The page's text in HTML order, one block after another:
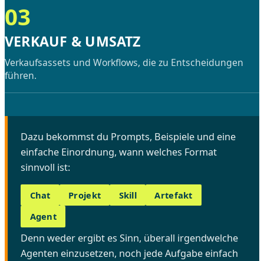
03
VERKAUF & UMSATZ
Verkaufsassets und Workflows, die zu Entscheidungen
führen.
Dazu bekommst du Prompts, Beispiele und eine
einfache Einordnung, wann welches Format
sinnvoll ist:
Chat Projekt Skill
Artefakt
Agent
Denn weder ergibt es Sinn, überall irgendwelche
Agenten einzusetzen, noch jede Aufgabe einfach